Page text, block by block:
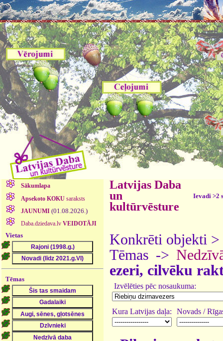
Sākumlapa
Apsekoto KOKUsaraksts
JAUNUMI (01.08.2026.)
Daba.dziedava.lv VEIDOTĀJI
Vietas
Tēmas
Latvijas Daba
un
kultūrvēsture
Ievadi >2
Konkrēti objekti >
Tēmas ->
ezeri, cilvēku
Izvēlēties pēc nosaukuma:
Kura Latvijas daļa: Novads /